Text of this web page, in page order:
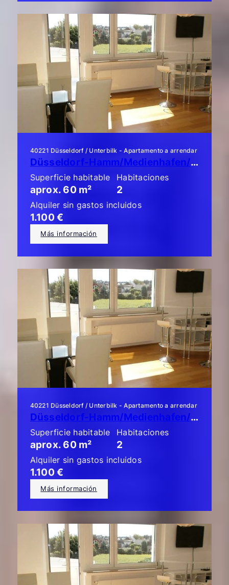
40221 Düsseldorf / Unterbilk - Apartamento a arrendar
Düsseldorf-Hamm/Medienhafen/Unterbilk: ¡Piso de lujo de 2 habitaciones!
Superficie habitable
aprox. 60 m²
Habitaciones
2
Alquiler sin gastos incluidos
1.100 €
Más información
40221 Düsseldorf / Unterbilk - Apartamento a arrendar
Düsseldorf-Hamm/Medienhafen/Unterbilk: ¡Piso de lujo de 2 habitaciones!
Superficie habitable
aprox. 60 m²
Habitaciones
2
Alquiler sin gastos incluidos
1.100 €
Más información